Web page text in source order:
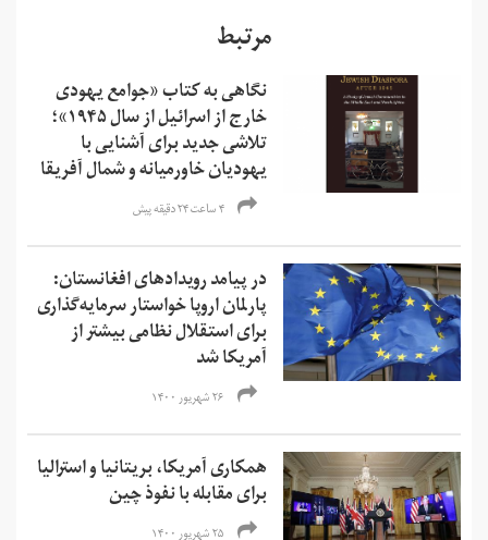
مرتبط
نگاهی به کتاب «جوامع یهودی
خارج از اسرائیل از سال ۱۹۴۵»؛
تلاشی جدید برای آشنایی با
یهودیان خاورمیانه و شمال آفریقا
۴ ساعت ۲۴ دقیقه پیش
در پیامد رویدادهای افغانستان:
پارلمان اروپا خواستار سرمایه‌گذاری
برای استقلال نظامی بیشتر از
آمریکا شد
۲۶ شهریور ۱۴۰۰
همکاری آمریکا، بریتانیا و استرالیا
برای مقابله با نفوذ چین